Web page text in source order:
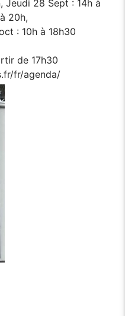
Jeudi 28 Sept : 14h à
20h,
: 10h à 18h30
de 17h30
fr/agenda/